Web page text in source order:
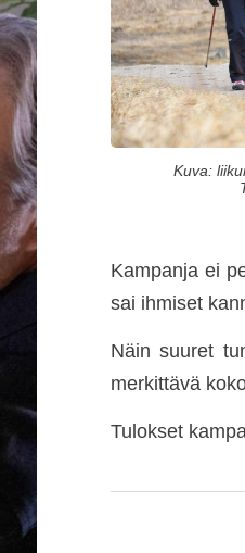
Kuva:
Kampanja ei
sai ihmiset
Näin suuret
merkittävä
Tulokset